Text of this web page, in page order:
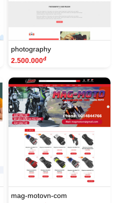
photography
2.500.000đ
mag-motovn-com